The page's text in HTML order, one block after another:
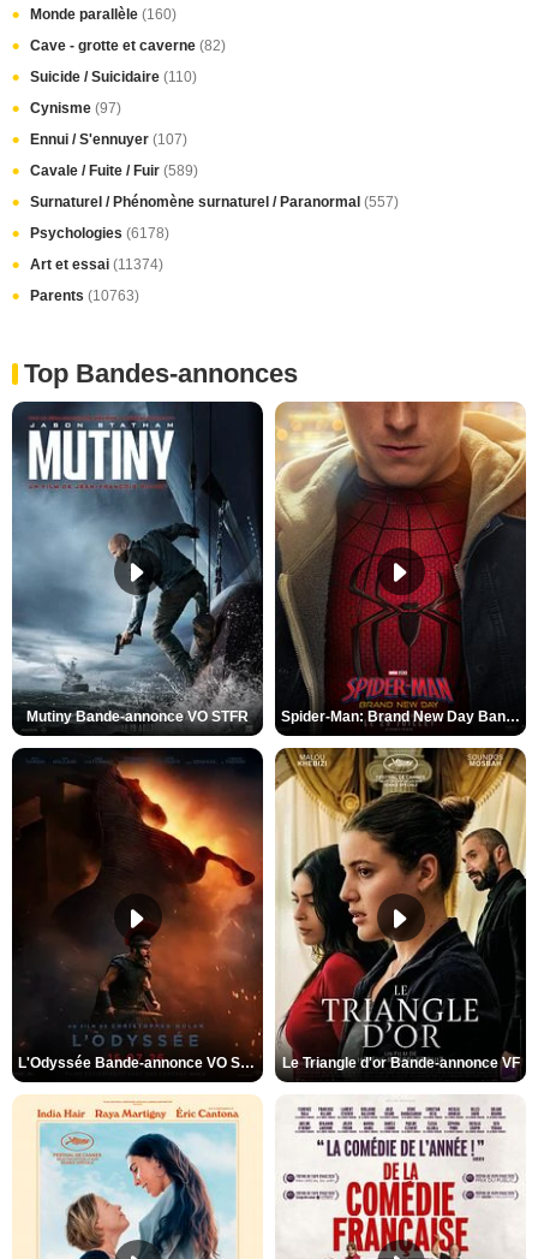
Monde parallèle (160)
Cave - grotte et caverne (82)
Suicide / Suicidaire (110)
Cynisme (97)
Ennui / S'ennuyer (107)
Cavale / Fuite / Fuir (589)
Surnaturel / Phénomène surnaturel / Paranormal (557)
Psychologies (6178)
Art et essai (11374)
Parents (10763)
Top Bandes-annonces
Mutiny Bande-annonce VO STFR Spider-Man: Brand New Day Bande-annonce VO STFR
L'Odyssée Bande-annonce VO STFR Le Triangle d'or Bande-annonce VF